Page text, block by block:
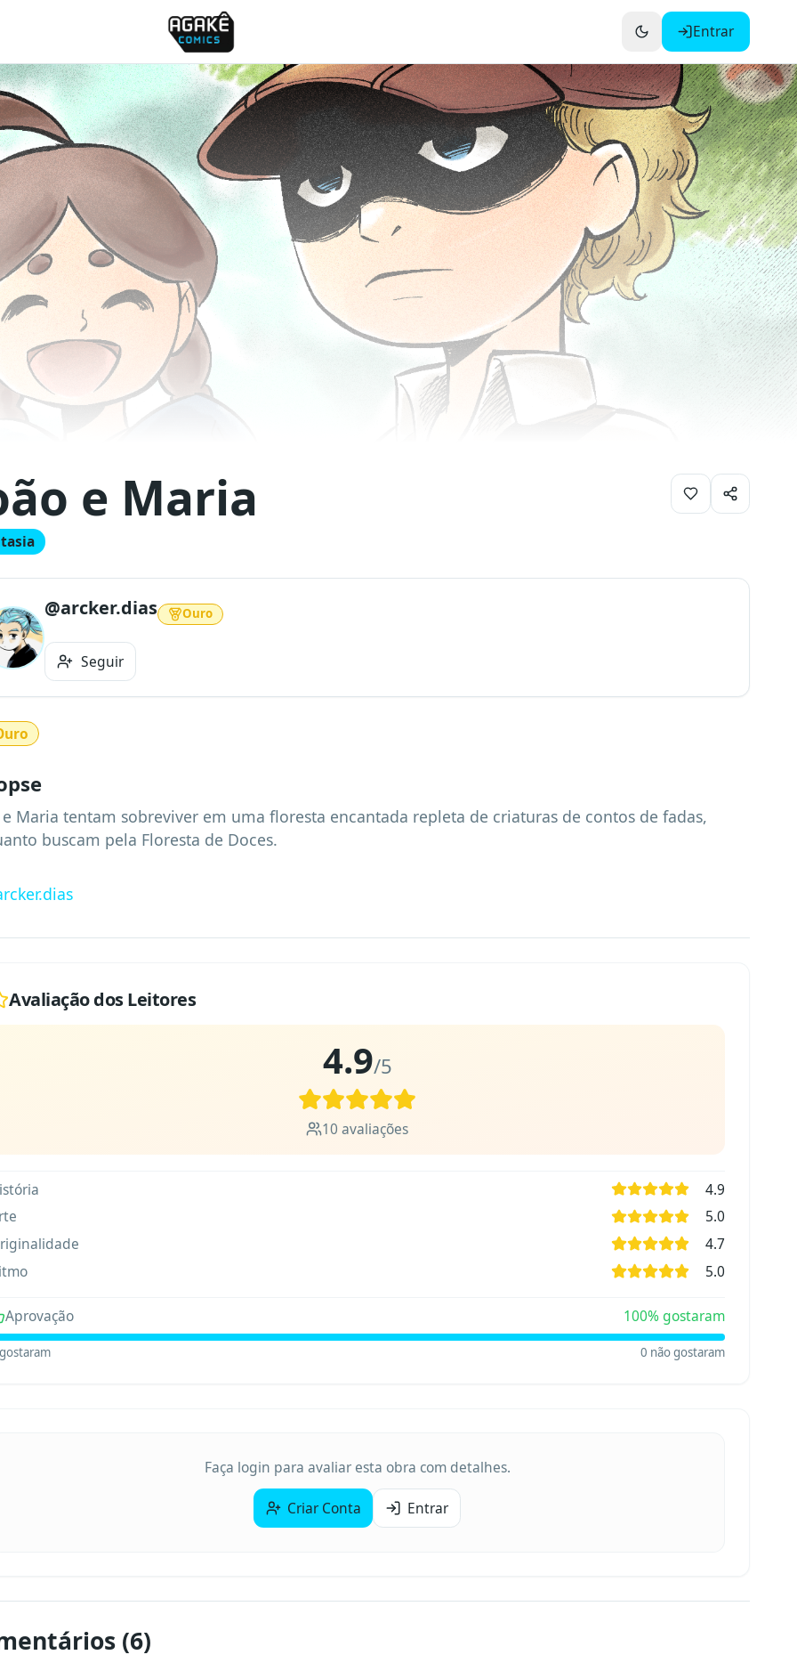
Entrar
e Maria
@arcker.dias Ouro
Seguir
e Maria tentam sobreviver em uma floresta encantada repleta de criaturas de contos de fadas,
buscam pela Floresta de Doces.
Avaliação dos Leitores
4.9/5
10 avaliações
4.9
5.0
4.7
5.0
Aprovação 100% gostaram
0 não gostaram
Faça login para avaliar esta obra com detalhes.
Criar Conta Entrar
(6)